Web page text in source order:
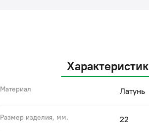
Материал Латунь
Размер изделия, мм. 22